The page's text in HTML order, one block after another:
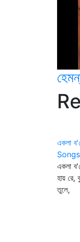
একলা
Songs
একলা
হায়
তুলে,
কখন